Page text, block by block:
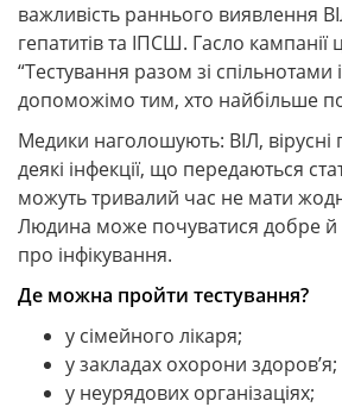
важливість раннього виявлення
гепатитів та ІПСШ. Гасло
“Тестування разом зі спільнотами
допоможімо тим, хто найбільше
Медики наголошують: ВІЛ, вірусні
деякі інфекції, що передаються
можуть тривалий час не мати
Людина може почуватися добре й
про інфікування.
Де можна пройти тестування?
у сімейного лікаря;
у закладах охорони здоров’я;
у неурядових організаціях;